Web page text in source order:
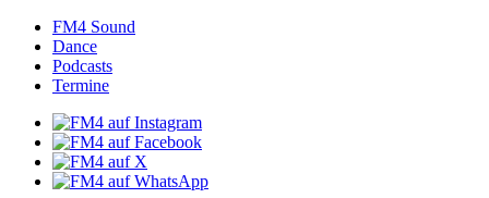
FM4Sound
Dance
Podcasts
Termine